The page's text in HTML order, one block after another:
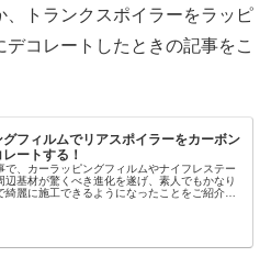
トランクスポイラーをラッピ
コレートしたときの記事をこ
グフィルムでリアスポイラーをカーボン
ートする！
で、カーラッピングフィルムやナイフレステー
辺基材が驚くべき進化を遂げ、素人でもかなり
綺麗に施工できるようになったことをご紹介し